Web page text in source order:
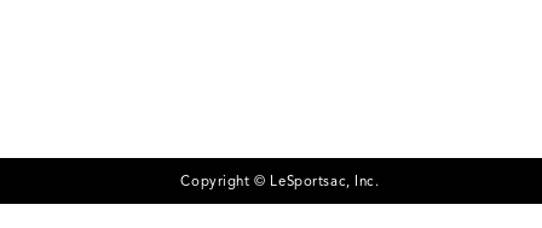
Copyright © LeSportsac, Inc.